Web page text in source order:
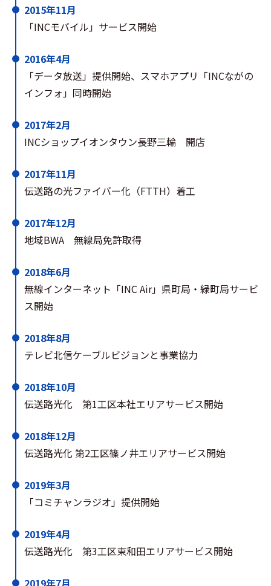
2015年11月
「INCモバイル」サービス開始
2016年4月
「データ放送」提供開始、スマホアプリ「INCながの
インフォ」同時開始
2017年2月
INCショップイオンタウン長野三輪 開店
2017年11月
伝送路の光ファイバー化（FTTH）着工
2017年12月
地域BWA 無線局免許取得
2018年6月
無線インターネット「INC Air」県町局・緑町局サービ
ス開始
2018年8月
テレビ北信ケーブルビジョンと事業協力
2018年10月
伝送路光化 第1工区本社エリアサービス開始
2018年12月
伝送路光化 第2工区篠ノ井エリアサービス開始
2019年3月
「コミチャンラジオ」提供開始
2019年4月
伝送路光化 第3工区東和田エリアサービス開始
2019年7月